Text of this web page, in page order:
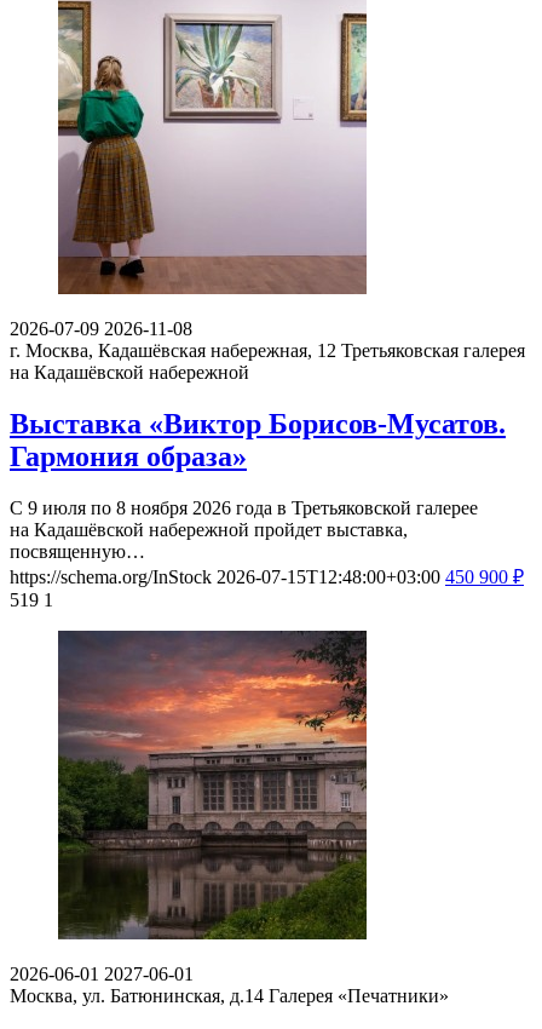
2026-07-09 2026-11-08
г. Москва, Кадашёвская набережная, 12 Третьяковская галерея
на Кадашёвской набережной
Выставка «Виктор Борисов-Мусатов.
Гармония образа»
С 9 июля по 8 ноября 2026 года в Третьяковской галерее
на Кадашёвской набережной пройдет выставка,
посвященную…
https://schema.org/InStock 2026-07-15T12:48:00+03:00 450 900 ₽
519 1
2026-06-01 2027-06-01
Москва, ул. Батюнинская, д.14 Галерея «Печатники»